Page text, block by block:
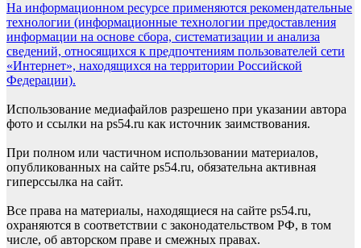
На информационном ресурсе применяются рекомендательные
технологии (информационные технологии предоставления
информации на основе сбора, систематизации и анализа
сведений, относящихся к предпочтениям пользователей сети
«Интернет», находящихся на территории Российской
Федерации).
Использование медиафайлов разрешено при указании автора
фото и ссылки на ps54.ru как источник заимствования.
При полном или частичном использовании материалов,
опубликованных на сайте ps54.ru, обязательна активная
гиперссылка на сайт.
Все права на материалы, находящиеся на сайте ps54.ru,
охраняются в соответствии с законодательством РФ, в том
числе, об авторском праве и смежных правах.